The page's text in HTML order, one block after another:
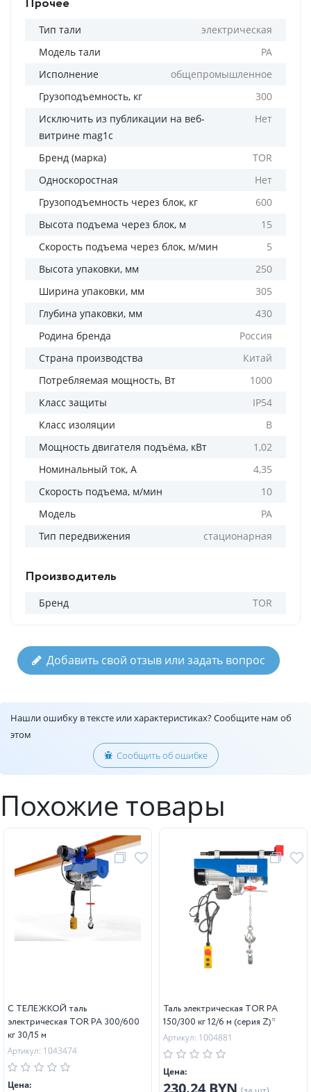
Тип тали
электрическая
Модель тали
РА
Исполнение
общепромышленное
Грузоподъемность, кг
300
Исключить из публикации на веб-
витрине mag1c
Нет
Бренд (марка)
TOR
Односкоростная
Нет
Грузоподъемность через блок, кг
600
Высота подъема через блок, м
15
Скорость подъема через блок, м/мин
5
Высота упаковки, мм
250
Ширина упаковки, мм
305
Глубина упаковки, мм
430
Родина бренда
Россия
Страна производства
Китай
Потребляемая мощность, Вт
1000
Класс защиты
IP54
Класс изоляции
B
Мощность двигателя подъёма, кВт
1,02
Номинальный ток, А
4,35
Скорость подъема, м/мин
10
Модель
PA
Тип передвижения
стационарная
Производитель
Бренд TOR
Добавить свой отзыв или задать вопрос
Нашли ошибку в тексте или характеристиках? Сообщите нам об
этом
Сообщить об ошибке
Похожие товары
С ТЕЛЕЖКОЙ таль
электрическая TOR PA 300/600
кг 30/15 м
Артикул: 1043474
Цена:
Таль электрическая TOR PA
150/300 кг 12/6 м (серия Z)*
Артикул: 1004881
Цена:
230.24 BYN